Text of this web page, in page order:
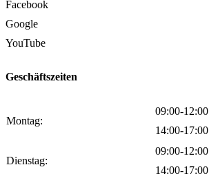
Facebook
Google
YouTube
Geschäftszeiten
Montag:
09:00-12:00
14:00-17:00
Dienstag:
09:00-12:00
14:00-17:00